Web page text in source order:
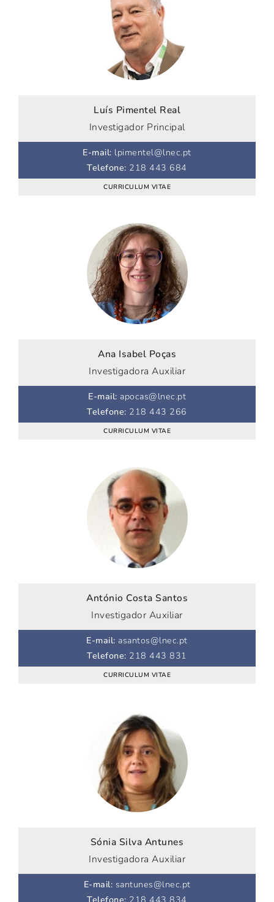
Luís Pimentel Real
Investigador Principal
E-mail: lpimentel@lnec.pt
Telefone: 218 443 684
CURRICULUM VITAE
Ana Isabel Poças
Investigadora Auxiliar
E-mail: apocas@lnec.pt
Telefone: 218 443 266
CURRICULUM VITAE
António Costa Santos
Investigador Auxiliar
E-mail: asantos@lnec.pt
Telefone: 218 443 831
CURRICULUM VITAE
Sónia Silva Antunes
Investigadora Auxiliar
E-mail: santunes@lnec.pt